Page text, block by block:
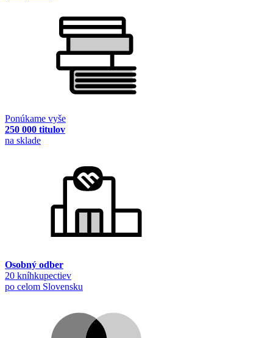
Ponúkame vyše
250 000 titulov
na sklade
Osobný odber
20 kníhkupectiev
po celom Slovensku